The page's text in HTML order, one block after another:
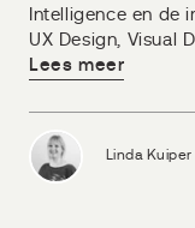
Intelligence en de
UX Design, Visual
Lees meer
Linda Kuiper